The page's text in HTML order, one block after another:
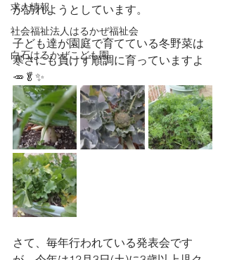
求人情報
社会福祉法人はるかぜ福祉会
白石はるかぜこども園
が訪れようとしています。
子ども達が園庭で育てている冬野菜は
寒さにも負けず順調に育っていますよ
🥕🥬✨
さて、毎年行われている発表会です